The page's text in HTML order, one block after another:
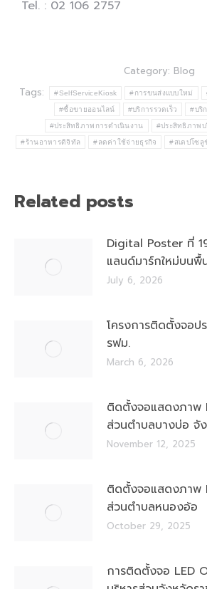
Tel. : 02 106 2757
Category: Blog
Tags:
#SelfServiceKiosk #การขนส่งแบบใหม่
#ซื้อขายออนไลน์ #บริการรวดเร็ว #บริ
#ประสิทธิภาพการดำเนินงาน #ประสิทธิภาพบ
#ร้านอาหารดิจิทัล #ลดค่าใช้จ่ายธุรกิจ #สเตปโซลู
Related posts
Digital Poster ที่
แลนด์มาร์กใหม่บนพื้
July 6, 2026
โครงการติดตั้งจอป
รฟม.
March 6, 2026
ติดตั้งจอแสดงภาพ
ส่วนตำบลบางบ่อ จั
November 12, 2025
ติดตั้งจอแสดงภาพ
ส่วนตำบลหนองอ้อ
October 29, 2025
การติดตั้งจอ LED